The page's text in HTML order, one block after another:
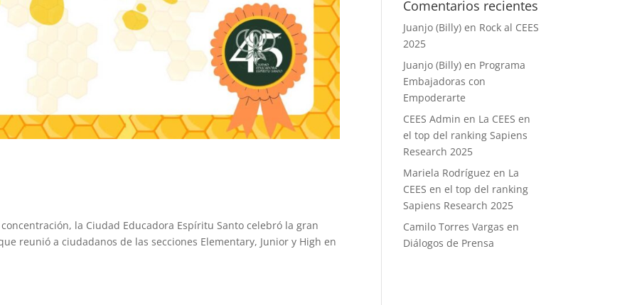
la Ciudad Educadora Espíritu Santo celebró la gran
reunió a ciudadanos de las secciones Elementary, Junior y High en
Comentarios recientes
Juanjo (Billy) en Rock al CEES
2025
Juanjo (Billy) en Programa
Embajadoras con
Empoderarte
CEES Admin en La CEES en
el top del ranking Sapiens
Research 2025
Mariela Rodríguez en La
CEES en el top del ranking
Sapiens Research 2025
Camilo Torres Vargas en
Diálogos de Prensa